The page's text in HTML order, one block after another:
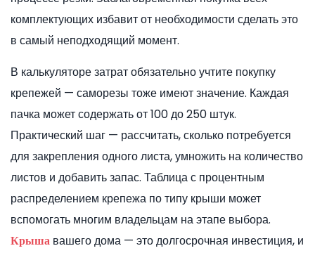
комплектующих избавит от необходимости сделать это
в самый неподходящий момент.
В калькуляторе затрат обязательно учтите покупку
крепежей — саморезы тоже имеют значение. Каждая
пачка может содержать от 100 до 250 штук.
Практический шаг — рассчитать, сколько потребуется
для закрепления одного листа, умножить на количество
листов и добавить запас. Таблица с процентным
распределением крепежа по типу крыши может
вспомогать многим владельцам на этапе выбора.
Крыша вашего дома — это долгосрочная инвестиция, и